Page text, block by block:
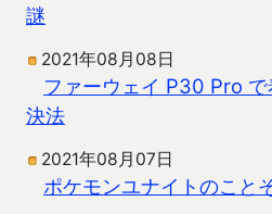
謎
2021年08月08日
ファーウェイ P30 Pro
決法
2021年08月07日
ポケモンユナイトのこと